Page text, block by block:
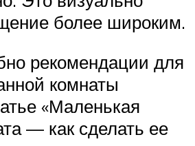
более широким.
рекомендации для
комнаты
«Маленькая
— как сделать ее